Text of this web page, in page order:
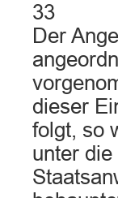
33
Der
dieser
folgt, so
unter